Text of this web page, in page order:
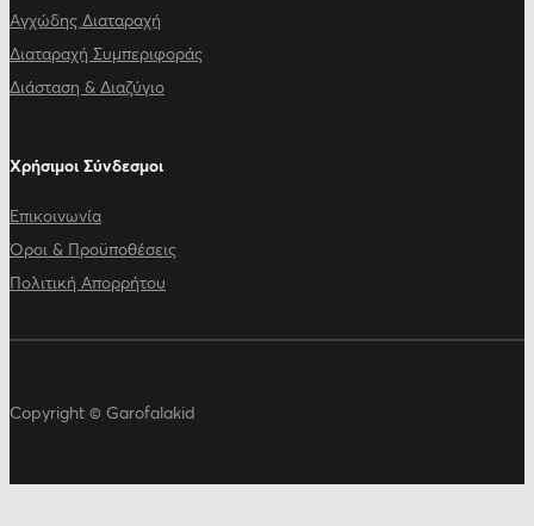
Αγχώδης Διαταραχή
Διαταραχή Συμπεριφοράς
Διάσταση & Διαζύγιο
Χρήσιμοι Σύνδεσμοι
Επικοινωνία
Όροι & Προϋποθέσεις
Πολιτική Απορρήτου
Copyright © Garofalakid